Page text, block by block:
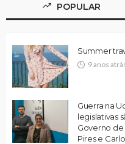
POPULAR
Summer
9 anos
Guerra na
legislativas
Governo
Pires e